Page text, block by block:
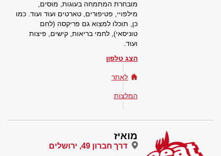
מובחרת המתמחה בעוגות, מוסים,
מילפויי, פטיפורים, טארטים ועוד ועוד. כמו
כן, תוכלו למצוא גם פריקסה (לחם
טוניסאי), לחמי בריאות, קישים, פיצות
ועוד.
הצג טלפון
לאתר
המלצות
מואיז
דרך חברון 49, ירושלים